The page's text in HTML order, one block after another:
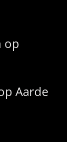
op
Aarde